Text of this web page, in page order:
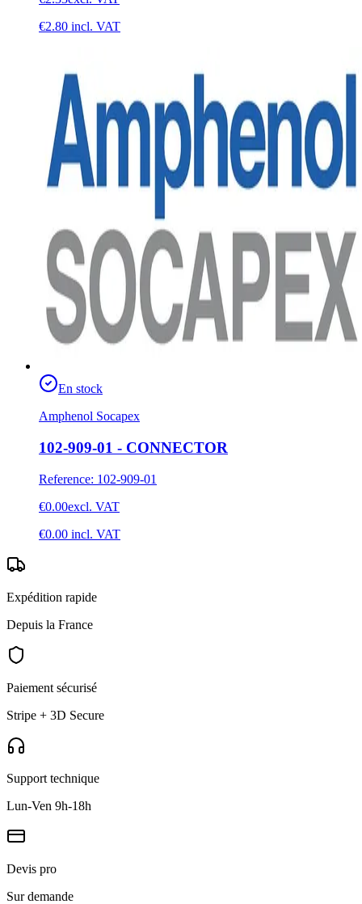
€2.80 incl. VAT
En stock
Amphenol Socapex
102-909-01 - CONNECTOR
Reference: 102-909-01
€0.00excl. VAT
€0.00 incl. VAT
Expédition rapide
Depuis la France
Paiement sécurisé
Stripe + 3D Secure
Support technique
Lun-Ven 9h-18h
Devis pro
Sur demande